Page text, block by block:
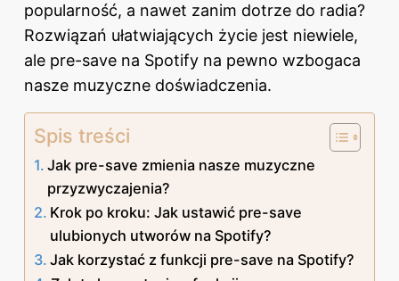
popularność, a nawet zanim dotrze do radia?
Rozwiązań ułatwiających życie jest niewiele,
ale pre-save na Spotify na pewno wzbogaca
nasze muzyczne doświadczenia.
Spis treści
Jak pre-save zmienia nasze muzyczne
przyzwyczajenia?
Krok po kroku: Jak ustawić pre-save
ulubionych utworów na Spotify?
Jak korzystać z funkcji pre-save na Spotify?